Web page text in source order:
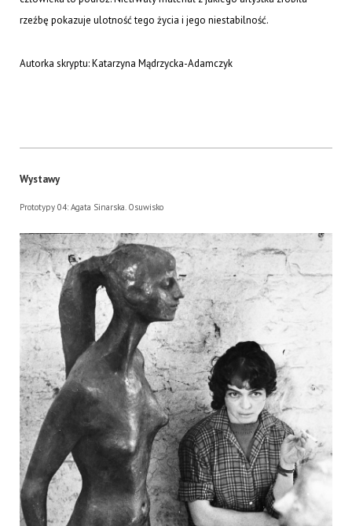
rzeźbę pokazuje ulotność tego życia i jego niestabilność.
Autorka skryptu: Katarzyna Mądrzycka-Adamczyk
Wystawy
Prototypy 04: Agata Sinarska. Osuwisko